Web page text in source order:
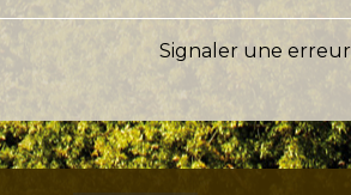
Signaler une